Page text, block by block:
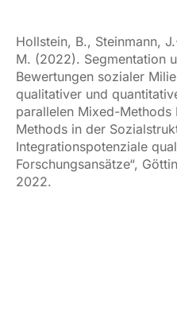
Hollstein, B., Steinmann,
M. (2022). Segmentation
Bewertungen sozialer
qualitativer und
parallelen Mixed-Methods
Methods in der
Integrationspotenziale
Forschungsansätze“,
2022.